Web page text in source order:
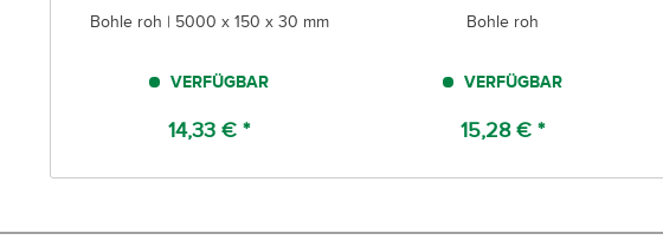
Bohle roh | 5000 x 150 x 30 mm
VERFÜGBAR
14,33 € *
Bohle roh
VERFÜGBAR
15,28 € *